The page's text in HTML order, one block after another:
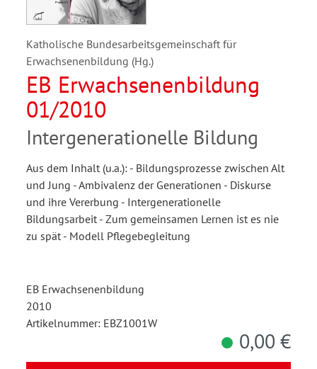
Katholische Bundesarbeitsgemeinschaft für
Erwachsenenbildung (Hg.)
EB Erwachsenenbildung
01/2010
Intergenerationelle Bildung
Aus dem Inhalt (u.a.): - Bildungsprozesse zwischen Alt
und Jung - Ambivalenz der Generationen - Diskurse
und ihre Vererbung - Intergenerationelle
Bildungsarbeit - Zum gemeinsamen Lernen ist es nie
zu spät - Modell Pflegebegleitung
EB Erwachsenenbildung
2010
Artikelnummer: EBZ1001W
0,00 €